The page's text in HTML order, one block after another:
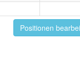
Positionen